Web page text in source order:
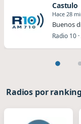
Castulo
Hace 28
Buenos
Radio 10
Radios por ranking